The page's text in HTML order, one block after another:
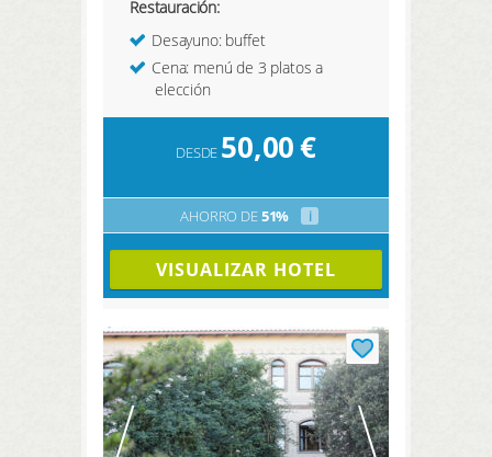
Restauración:
Desayuno: buffet
Cena: menú de 3 platos a
elección
DESDE 50,00€
AHORRO DE51% i
VISUALIZAR HOTEL